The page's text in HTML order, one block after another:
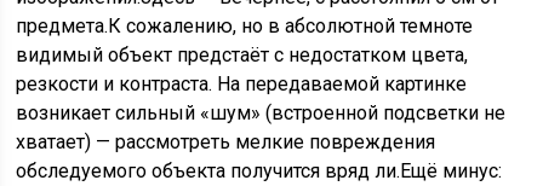
предмета.К сожалению, но в абсолютной темноте
видимый объект предстаёт с недостатком цвета,
резкости и контраста. На передаваемой картинке
возникает сильный «шум» (встроенной подсветки не
хватает) — рассмотреть мелкие повреждения
обследуемого объекта получится вряд ли.Ещё минус: